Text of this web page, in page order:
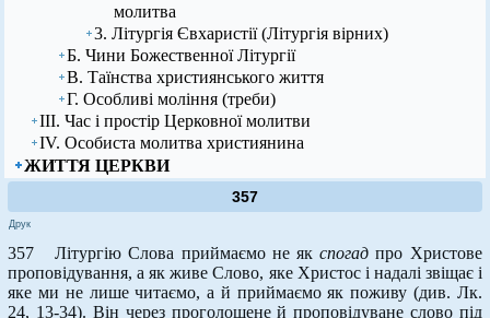
молитва
3. Літургія Євхаристії (Літургія вірних)
Б. Чини Божественної Літургії
В. Таїнства християнського життя
Г. Особливі моління (треби)
ІІІ. Час і простір Церковної молитви
ІV. Особиста молитва християнина
ЖИТТЯ ЦЕРКВИ
357
Друк
357 Літургію Слова приймаємо не якспогад про Христове
проповідування, а як живе Слово, яке Христос і надалі звіщає і
яке ми не лише читаємо, а й приймаємо як поживу (див. Лк.
24, 13-34). Він через проголошене й проповідуване слово під